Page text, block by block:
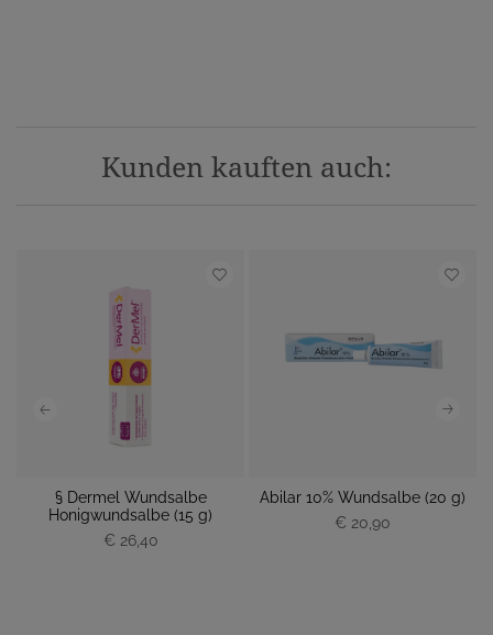
Kunden kauften auch:
§ Dermel Wundsalbe
Honigwundsalbe (15 g)
€ 26,40
Abilar 10% Wundsalbe (20 g)
€ 20,90